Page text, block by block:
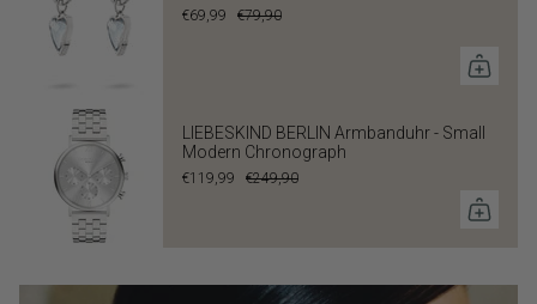
€69,99 €79,90
LIEBESKIND BERLIN Armbanduhr - Small
Modern Chronograph
€119,99 €249,90